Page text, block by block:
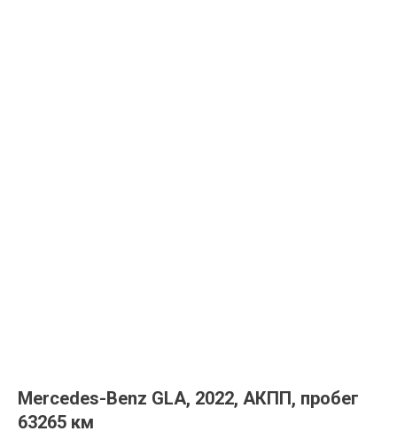
Mercedes-Benz GLA, 2022, АКПП, пробег
63265 км